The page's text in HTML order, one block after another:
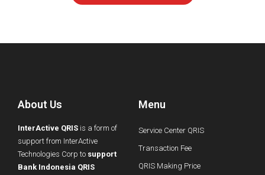
About Us
InterActive QRIS is a form of
support from InterActive
Technologies Corp to support
Bank Indonesia QRIS
Menu
Service Center QRIS
Transaction Fee
QRIS Making Price